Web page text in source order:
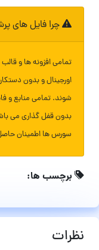
چرا فایل های
تمامی افزونه ها و
اورجینال و بدون
شوند. تمامی منابع و
بدون قفل گذاری می
سورس ها اطمینان
برچسب ها:
نظرات